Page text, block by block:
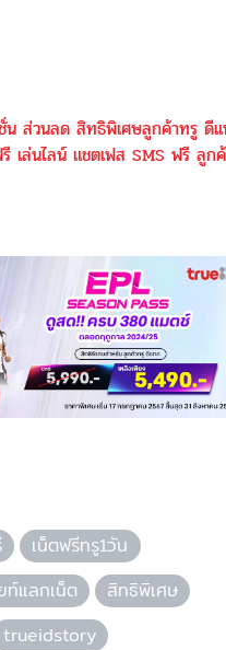
น ส่วนลด สิทธิพิเศษลูกค้าทรู ดี
เล่นไลน์ แชตเฟส SMS ฟรี ลูก
เน็ตฟรีทรู1วัน
ท์แลกเน็ต
สิทธิพิเศษ
trueidstory